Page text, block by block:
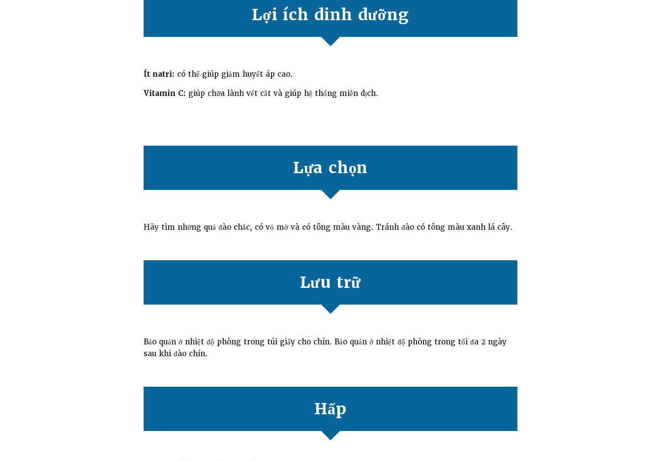
Lợi ích dinh dưỡng
Ít natri: có thể giúp giảm huyết áp cao.
Vitamin C: giúp chữa lành vết cắt và giúp hệ thống miễn dịch.
Lựa chọn
Hãy tìm những quả đào chắc, có vỏ mờ và có tông màu vàng. Tránh đào có tông màu xanh lá cây.
Lưu trữ
Bảo quản ở nhiệt độ phòng trong túi giấy cho chín. Bảo quản ở nhiệt độ phòng trong tối đa 2 ngày
sau khi đào chín.
Hấp